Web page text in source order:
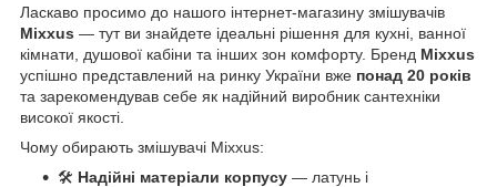
Ласкаво просимо до нашого інтернет-магазину змішувачів
Mixxus — тут ви знайдете ідеальні рішення для кухні, ванної
кімнати, душової кабіни та інших зон комфорту. Бренд Mixxus
успішно представлений на ринку України вже понад 20 років
та зарекомендував себе як надійний виробник сантехніки
високої якості.
Чому обирають змішувачі Mixxus:
🛠 Надійні матеріали корпусу — латунь і